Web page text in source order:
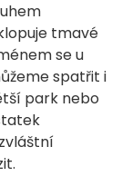
tmavé
se u
spatřit i
park nebo